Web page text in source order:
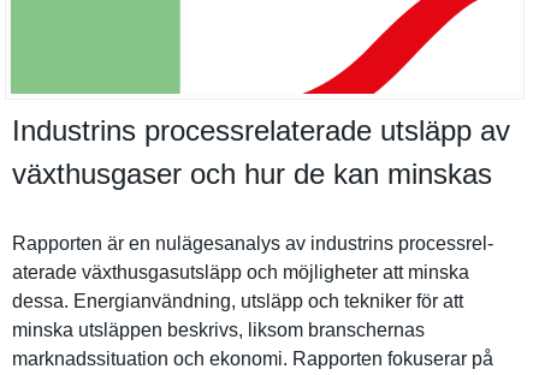
Industrins processrelaterade utsläpp av
växthusgaser och hur de kan minskas
Rapporten är en nulägesana­lys av industrins processrel­
aterade växthusgas­utsläpp och möjlighete­r att minska
dessa. Energianvä­ndning, utsläpp och tekniker för att
minska utsläppen beskrivs, liksom branschern­as
marknadssi­tuation och ekonomi. Rapporten fokuserar på